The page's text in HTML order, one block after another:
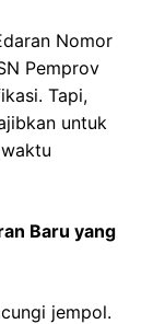
Nomor
Pemprov
Tapi,
untuk
Baru yang
jempol.